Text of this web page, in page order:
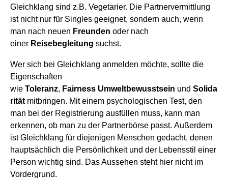
Gleichklang sind z.B. Vegetarier. Die Partnervermittlung
ist nicht nur für Singles geeignet, sondern auch, wenn
man nach neuen Freunden oder nach
einer Reisebegleitung suchst.
Wer sich bei Gleichklang anmelden möchte, sollte die
Eigenschaften
wie Toleranz, Fairness Umweltbewusstsein und Solida
rität mitbringen. Mit einem psychologischen Test, den
man bei der Registrierung ausfüllen muss, kann man
erkennen, ob man zu der Partnerbörse passt. Außerdem
ist Gleichklang für diejenigen Menschen gedacht, denen
hauptsächlich die Persönlichkeit und der Lebensstil einer
Person wichtig sind. Das Aussehen steht hier nicht im
Vordergrund.